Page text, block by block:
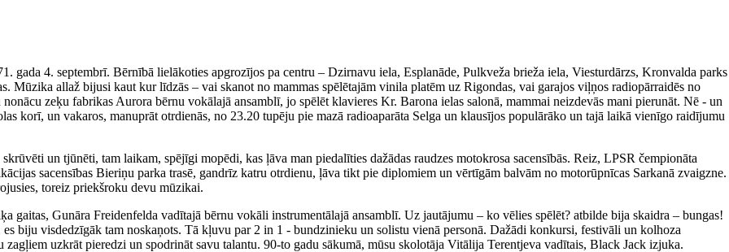
gada 4. septembrī. Bērnībā lielākoties apgrozījos pa centru – Dzirnavu iela, Esplanāde, Pulkveža brieža iela, Viesturdārzs, Kronvalda parks
Mūzika allaž bijusi kaut kur līdzās – vai skanot no mammas spēlētajām vinila platēm uz Rigondas, vai garajos viļņos radiopārraidēs no
zeķu fabrikas Aurora bērnu vokālajā ansamblī, jo spēlēt klavieres Kr. Barona ielas salonā, mammai neizdevās mani pierunāt. Nē - un
korī, un vakaros, manuprāt otrdienās, no 23.20 tupēju pie mazā radioaparāta Selga un klausījos populārāko un tajā laikā vienīgo raidījumu
un tjūnēti, tam laikam, spējīgi mopēdi, kas ļāva man piedalīties dažādas raudzes motokrosa sacensībās. Reiz, LPSR čempionāta
sacensības Bieriņu parka trasē, gandrīz katru otrdienu, ļāva tikt pie diplomiem un vērtīgām balvām no motorūpnīcas Sarkanā zvaigzne.
toreiz priekšroku devu mūzikai.
gaitas, Gunāra Freidenfelda vadītajā bērnu vokāli instrumentālajā ansamblī. Uz jautājumu – ko vēlies spēlēt? atbilde bija skaidra – bungas!
biju visdedzīgāk tam noskaņots. Tā kļuvu par 2 in 1 - bundzinieku un solistu vienā personā. Dažādi konkursi, festivāli un kolhoza
uzkrāt pieredzi un spodrināt savu talantu. 90-to gadu sākumā, mūsu skolotāja Vitālija Terentjeva vadītais, Black Jack izjuka.